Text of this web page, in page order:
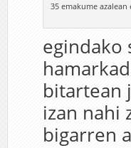
35 emakume
egindako
bitartean
izan nahi
bigarren